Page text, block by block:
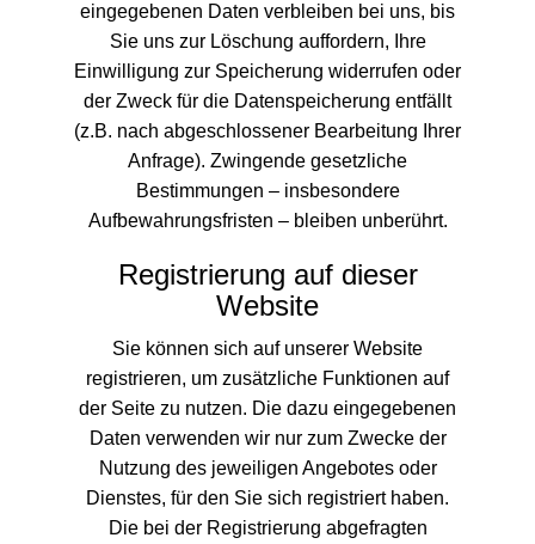
eingegebenen Daten verbleiben bei uns, bis
Sie uns zur Löschung auffordern, Ihre
Einwilligung zur Speicherung widerrufen oder
der Zweck für die Datenspeicherung entfällt
(z.B. nach abgeschlossener Bearbeitung Ihrer
Anfrage). Zwingende gesetzliche
Bestimmungen – insbesondere
Aufbewahrungsfristen – bleiben unberührt.
Registrierung auf dieser
Website
Sie können sich auf unserer Website
registrieren, um zusätzliche Funktionen auf
der Seite zu nutzen. Die dazu eingegebenen
Daten verwenden wir nur zum Zwecke der
Nutzung des jeweiligen Angebotes oder
Dienstes, für den Sie sich registriert haben.
Die bei der Registrierung abgefragten